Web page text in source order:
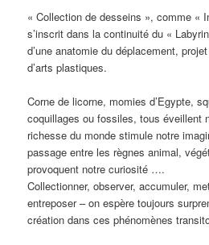
« Collection de desseins », comme «
s’inscrit dans la continuité du «
d’une anatomie du déplacement,
d’arts plastiques.
Corne de licorne, momies d’Egypte,
coquillages ou fossiles, tous éveillent
richesse du monde stimule notre
passage entre les règnes animal,
provoquent notre curiosité ….
Collectionner, observer, accumuler,
entreposer – on espère toujours
création dans ces phénomènes